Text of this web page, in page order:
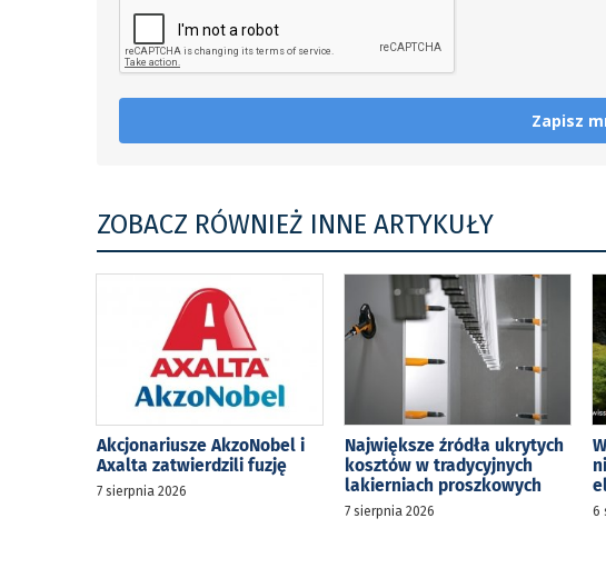
Zapisz
ZOBACZ RÓWNIEŻ INNE ARTYKUŁY
Akcjonariusze AkzoNobel i
Axalta zatwierdzili fuzję
7 sierpnia 2026
Największe źródła ukrytych
kosztów w tradycyjnych
lakierniach proszkowych
7 sierpnia 2026 6